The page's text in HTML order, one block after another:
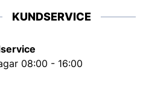
KUNDSERVICE
08:00 - 16:00